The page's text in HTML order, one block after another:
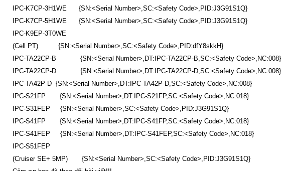
IPC-K7CP-3H1WE {SN:<Serial Number>,SC:<Safety Code>,PID:J3G91S1Q}
IPC-K7CP-5H1WE {SN:<Serial Number>,SC:<Safety Code>,PID:J3G91S1Q}
IPC-K9EP-3T0WE
(Cell PT) {SN:<Serial Number>,SC:<Safety Code>,PID:dfY8skkH}
IPC-TA22CP-B {SN:<Serial Number>,DT:IPC-TA22CP-B,SC:<Safety Code>,NC:008}
IPC-TA22CP-D {SN:<Serial Number>,DT:IPC-TA22CP-D,SC:<Safety Code>,NC:008}
IPC-TA42P-D {SN:<Serial Number>,DT:IPC-TA42P-D,SC:<Safety Code>,NC:008}
IPC-S21FP {SN:<Serial Number>,DT:IPC-S21FP,SC:<Safety Code>,NC:018}
IPC-S31FEP {SN:<Serial Number>,SC:<Safety Code>,PID:J3G91S1Q}
IPC-S41FP {SN:<Serial Number>,DT:IPC-S41FP,SC:<Safety Code>,NC:018}
IPC-S41FEP {SN:<Serial Number>,DT:IPC-S41FEP,SC:<Safety Code>,NC:018}
IPC-S51FEP
(Cruiser SE+ 5MP) {SN:<Serial Number>,SC:<Safety Code>,PID:J3G91S1Q}